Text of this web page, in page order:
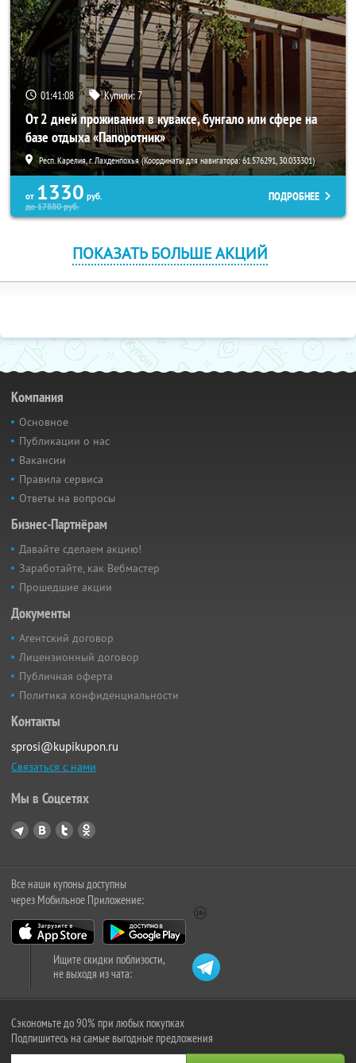
01:41:07 Купили:7
От 2 дней проживания в куваксе, бунгало или сфере на
базе отдыха «Папоротник»
Респ. Карелия, г. Лахденпохья (Координаты для навигатора: 61.576291, 30.033301)
от 1330 руб.
до17880руб.
ПОДРОБНЕЕ
ПОКАЗАТЬ БОЛЬШЕ АКЦИЙ
Компания
Основное
Публикации о нас
Вакансии
Правила сервиса
Ответы на вопросы
Бизнес-Партнёрам
Давайте сделаем акцию!
Заработайте, как Вебмастер
Прошедшие акции
Документы
Агентский договор
Лицензионный договор
Публичная оферта
Политика конфиденциальности
Контакты
sprosi@kupikupon.ru
Связаться с нами
Мы в Соцсетях
Все наши купоны доступны
через Мобильное Приложение:
Ищите скидки поблизости,
не выходя из чата:
Сэкономьте до 90% при любых покупках
Подпишитесь на самые выгодные предложения